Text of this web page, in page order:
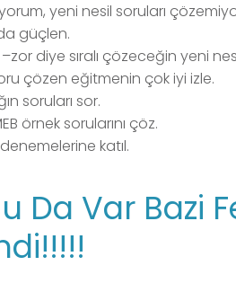
yeni nesil soruları
güçlen.
diye sıralı çözeceğin yeni
çözen eğitmenin çok iyi izle.
soruları sor.
örnek sorularını çöz.
katıl.
Da Var Bazi